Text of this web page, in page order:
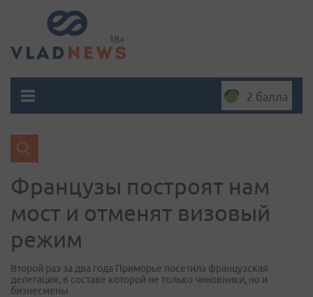
2 балла
Французы построят нам
мост и отменят визовый
режим
Второй раз за два года Приморье посетила французская
делегация, в составе которой не только чиновники, но и
бизнесмены